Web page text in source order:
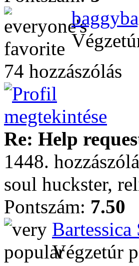
74 hozzászólás
Re: Help
1448.
soul huckster,
Pontszám: 7.50
Bartessica
Végzetúr